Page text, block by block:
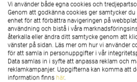
Vi använder både egna cookies och
Genom att godkänna cookies ger samtycker
enhet för att förbättra navigeringen på
användning och bistå i våra
återkalla eller ändra ditt samtycke genom att
vänster på sidan. Läs mer om hur vi använder
för att samla in personuppgifter i vår
Data samlas in i syfte att anpassa reklam och
reklamkampanjer. Uppgifterna kan komma att
information finns här.